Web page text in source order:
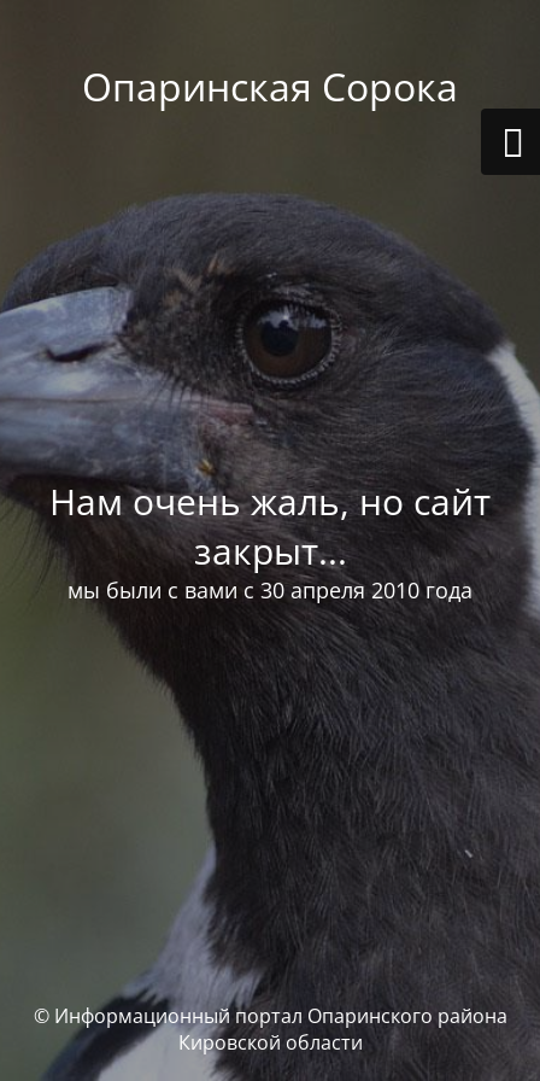
Опаринская Сорока
Нам очень жаль, но сайт
закрыт...
мы были с вами с 30 апреля 2010 года
© Информационный портал Опаринского района
Кировской области